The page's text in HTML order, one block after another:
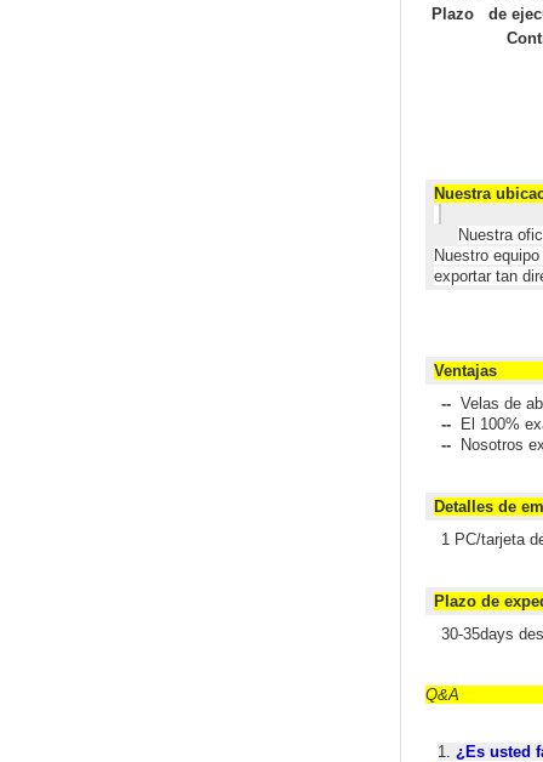
Plazo de
Nuestra
Nuestro
exportar tan
-- Velas de
--
El 100%
--
Nosotros
1 PC/tarjeta
30-35days
1. ¿Es usted